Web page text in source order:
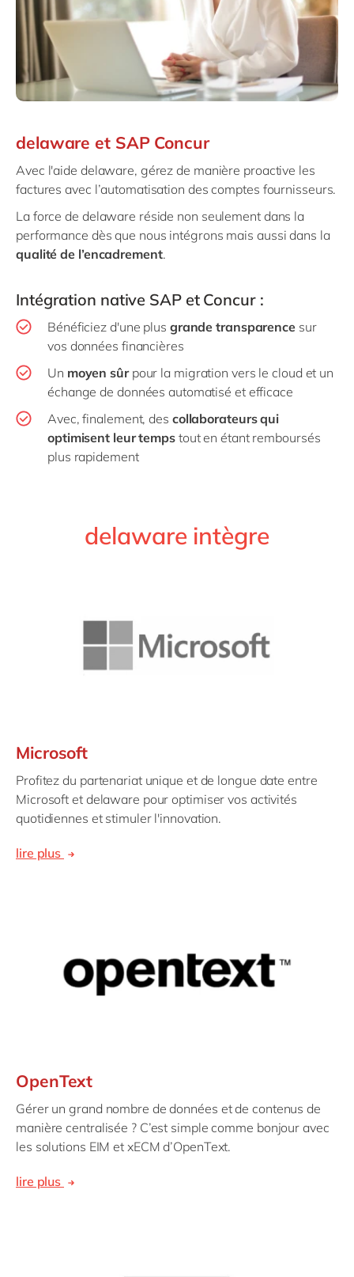
delaware et SAP Concur
Avec l'aide delaware, gérez de manière proactive les
factures avec l’automatisation des comptes fournisseurs.
La force de delaware réside non seulement dans la
performance dès que nous intégrons mais aussi dans la
qualité de l’encadrement.
Intégration native SAP et Concur :
Bénéficiez d'une plus grande transparencesur
vos données financières
Un moyen sûrpour la migration vers le cloud et un
échange de données automatisé et efficace
Avec, finalement, des collaborateurs qui
optimisent leur tempstout en étant remboursés
plus rapidement
delaware intègre
Microsoft
Profitez du partenariat unique et de longue date entre
Microsoft et delaware pour optimiser vos activités
quotidiennes et stimuler l'innovation.
lire plus
OpenText
Gérer un grand nombre de données et de contenus de
manière centralisée ? C’est simple comme bonjour avec
les solutions EIM et xECM d’OpenText.
lire plus